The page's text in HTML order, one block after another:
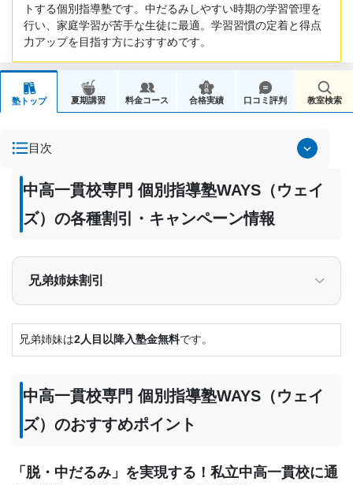
トする個別指導塾です。中だるみしやすい時期の学習管理を
行い、家庭学習が苦手な生徒に最適。学習習慣の定着と得点
力アップを目指す方におすすめです。
塾トップ 夏期講習 料金コース 合格実績 口コミ評判 教室検索
目次
中高一貫校専門 個別指導塾WAYS（ウェイ
ズ）の各種割引・キャンペーン情報
兄弟姉妹割引
兄弟姉妹は2人目以降入塾金無料です。
中高一貫校専門 個別指導塾WAYS（ウェイ
ズ）のおすすめポイント
「脱・中だるみ」を実現する！私立中高一貫校に通